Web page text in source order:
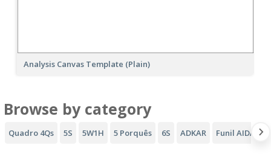
Analysis Canvas Template (Plain)
Browse by category
Quadro 4Qs 5S 5W1H 5 Porquês 6S ADKAR Funil AIDA